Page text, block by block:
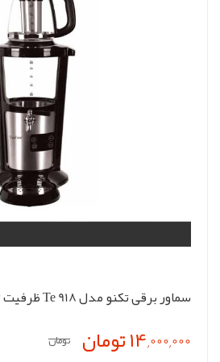
سماور برقی تکنو مدل Te 918 ظرفیت ۳ لیتر
14,000,000 تومان تومان